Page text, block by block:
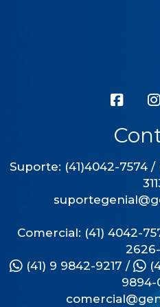
Suporte: (41)4042-7574 /
Comercial: (41) 4042-
2626-
(41) 9 9842-9217 /
9894-